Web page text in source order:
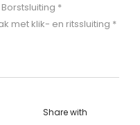
*
met klik- en ritssluiting *
Share with